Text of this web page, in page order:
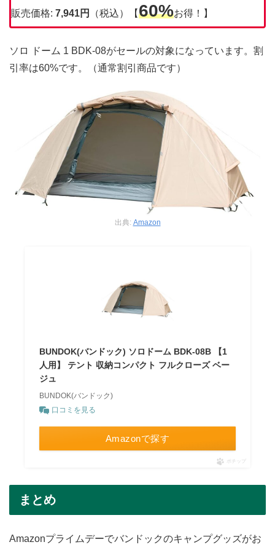
販売価格: 7,941円 （税込）【60%お得！】
ソロ ドーム 1 BDK-08がセールの対象になっています。割
引率は60%です。（通常割引商品です）
出典: Amazon
BUNDOK(バンドック) ソロドーム BDK-08B 【1
人用】 テント 収納コンパクト フルクローズ ベー
ジュ
BUNDOK(バンドック)
口コミを見る
Amazonで探す
ポチップ
まとめ
Amazonプライムデーでバンドックのキャンプグッズがお